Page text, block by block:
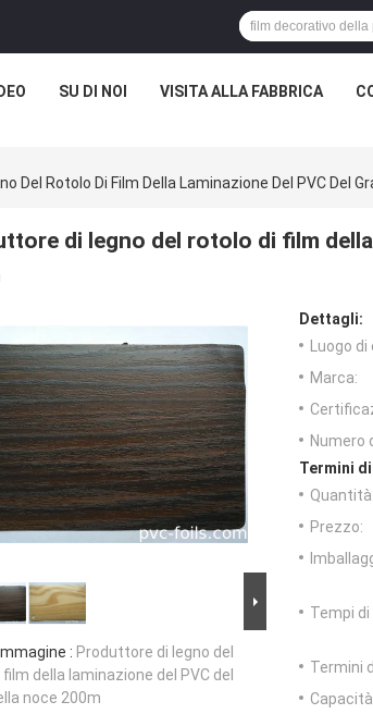
SU DI NOI VISITA ALLA FABBRICA
Del Rotolo Di Film Della Laminazione Del PVC Del
di legno del rotolo di film
: Produttore di legno del
della laminazione del PVC del
noce 200m
Dettagli:
Luogo di
Marca:
Numero
Termini
Prezzo:
Tempi
Termini